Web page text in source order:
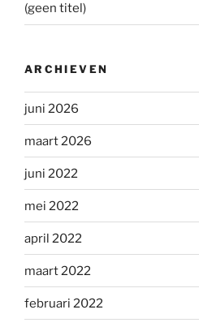
(geen titel)
ARCHIEVEN
juni 2026
maart 2026
juni 2022
mei 2022
april 2022
maart 2022
februari 2022